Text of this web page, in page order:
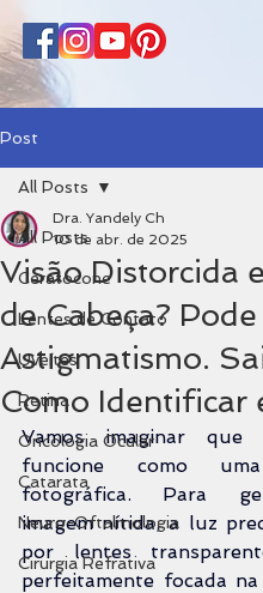
Post
All Posts
Ceratocone
Lentes de Contato
Uveítes
Retina
Oncologia Ocular
Catarata
Neuro-Oftalmologia
Cirurgia Refrativa
All Posts
Visão Distorcida
de Cabeça?
Astigmatismo.
Como Identificar
Dra. Yandely Ch
10 de abr. de 2025
Vamos imaginar que
funcione como
fotográfica. Para
imagem nítida, a luz
por lentes
perfeitamente focada